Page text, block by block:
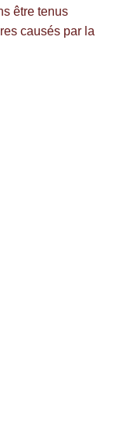
être tenus
causés par la